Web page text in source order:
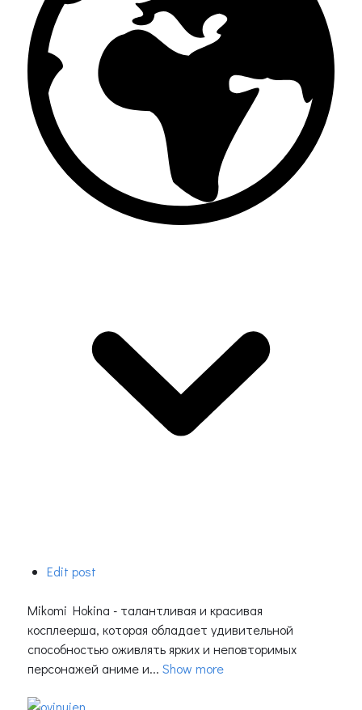
Edit post
Mikomi Hokina - талантливая и красивая
косплеерша, которая обладает удивительной
способностью оживлять ярких и неповторимых
персонажей аниме и... Show more